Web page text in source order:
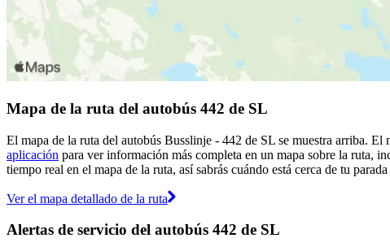
Mapa de la ruta del autobús 442 de SL
El mapa de la ruta del autobús Busslinje - 442 de SL se muestra arriba.
aplicación para ver información más completa en un mapa sobre la ruta,
tiempo real en el mapa de la ruta, así sabrás cuándo está cerca de tu
Ver el mapa detallado de la ruta
Alertas de servicio del autobús 442 de SL